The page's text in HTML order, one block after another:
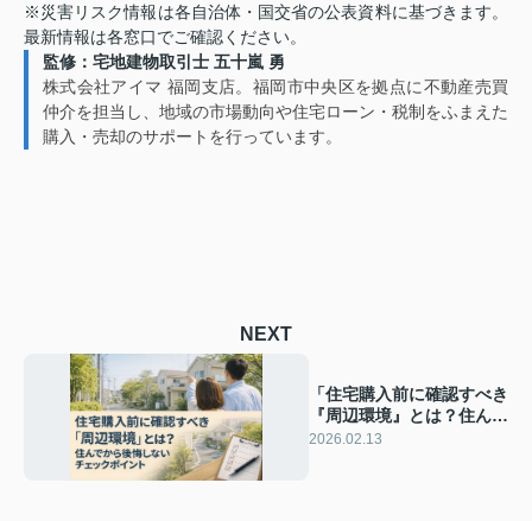
※災害リスク情報は各自治体・国交省の公表資料に基づきます。
最新情報は各窓口でご確認ください。
監修：宅地建物取引士 五十嵐 勇
株式会社アイマ 福岡支店。福岡市中央区を拠点に不動産売買
仲介を担当し、地域の市場動向や住宅ローン・税制をふまえた
購入・売却のサポートを行っています。
NEXT
「住宅購入前に確認すべき
『周辺環境』とは？住んで
から後悔しないチェックポ
2026.02.13